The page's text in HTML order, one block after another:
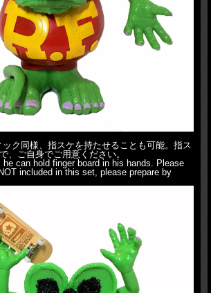
ク同様、指スケを持たせることも可能。指ス
、ご自身でご用意ください。
he can hold finger board in his hands. Please
included in this set, please prepare by